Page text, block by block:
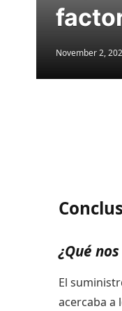
November 2,
¿Qué
El
acercaba a